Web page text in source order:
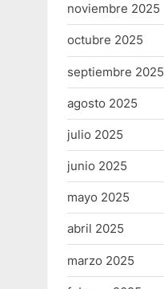
noviembre 2025
octubre 2025
septiembre 2025
agosto 2025
julio 2025
junio 2025
mayo 2025
abril 2025
marzo 2025